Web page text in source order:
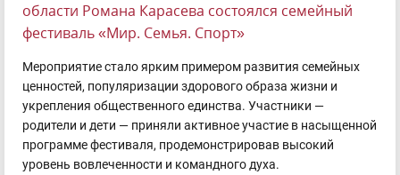
области Романа Карасева состоялся семейный
фестиваль «Мир. Семья. Спорт»
Мероприятие стало ярким примером развития семейных
ценностей, популяризации здорового образа жизни и
укрепления общественного единства. Участники —
родители и дети — приняли активное участие в насыщенной
программе фестиваля, продемонстрировав высокий
уровень вовлеченности и командного духа.